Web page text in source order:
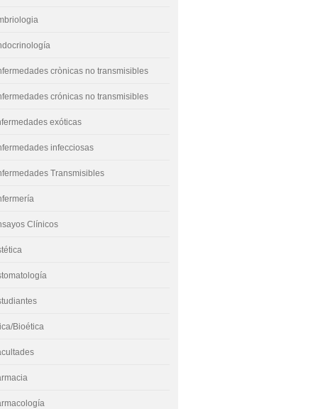
crònicas no transmisibles
crónicas no transmisibles
exóticas
infecciosas
Transmisibles
Clínicos
Bioética